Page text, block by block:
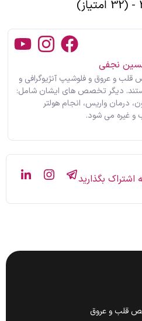
نجفی
و عروق و فلوشیپ آنژیوگرافی و
دیگر تخصص های ایشان شامل:
درمان واریس، انجام هولتر
و غیره می شود.
بگذارید
قلب و عروق